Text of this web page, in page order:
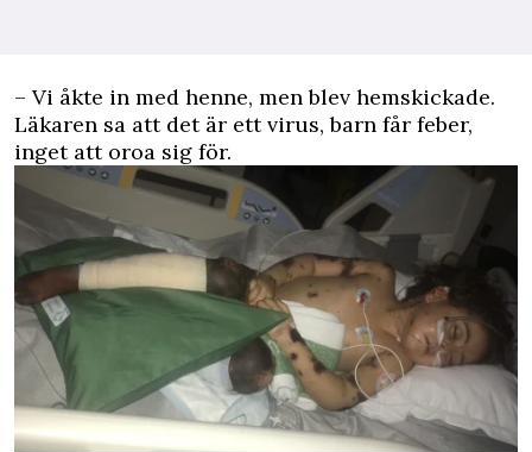
– Vi åkte in med henne, men blev hemskickade.
Läkaren sa att det är ett virus, barn får feber,
inget att oroa sig för.